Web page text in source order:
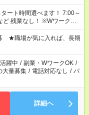
！ ※Wワークの
超の就業はご案内できませ
務は社会保険への加入対象
遣の原則禁止）により、
しい場合があります
★職場が気に入れば、長期
躍中 / 副業・WワークOK /
大量募集 / 電話対応なし / パ
詳細へ